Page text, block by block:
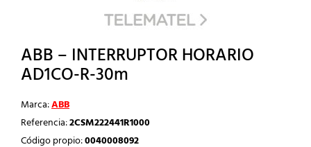
ABB – INTERRUPTOR HORARIO
AD1CO-R-30m
Marca:ABB
Referencia:2CSM222441R1000
Código propio:0040008092